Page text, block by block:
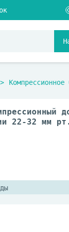
Компрессионное
22-32 мм